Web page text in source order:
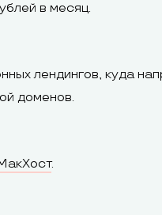
в месяц.
лендингов, куда
доменов.
.